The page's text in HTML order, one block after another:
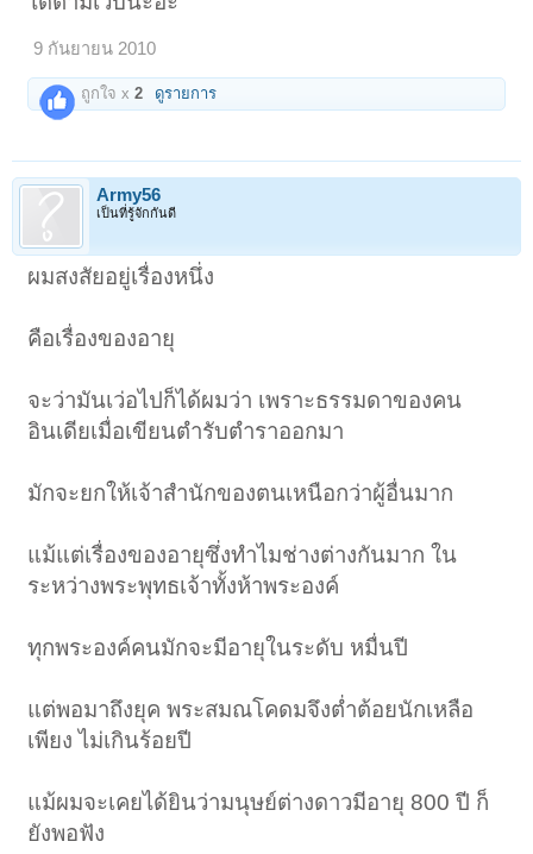
9 กันยายน 2010
ถูกใจ x2 ดูรายการ
Army56
เป็นที่รู้จักกันดี
ผมสงสัยอยู่เรื่องหนึ่ง
คือเรื่องของอายุ
จะว่ามันเว่อไปก็ได้ผมว่า เพราะธรรมดาของคน
อินเดียเมื่อเขียนตำรับตำราออกมา
มักจะยกให้เจ้าสำนักของตนเหนือกว่าผู้อื่นมาก
แม้แต่เรื่องของอายุซึ่งทำไมช่างต่างกันมาก ใน
ระหว่างพระพุทธเจ้าทั้งห้าพระองค์
ทุกพระองค์คนมักจะมีอายุในระดับ หมื่นปี
แต่พอมาถึงยุค พระสมณโคดมจึงต่ำต้อยนักเหลือ
เพียง ไม่เกินร้อยปี
แม้ผมจะเคยได้ยินว่ามนุษย์ต่างดาวมีอายุ 800 ปี ก็
ยังพอฟัง